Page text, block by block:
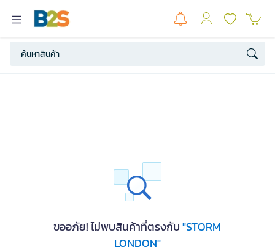
ขออภัย! ไม่พบสินค้าที่ตรงกับ"STORM
LONDON"